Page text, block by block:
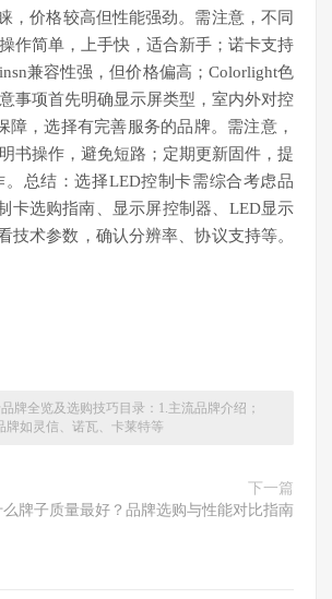
，价格较高但性能强劲。需注意，不同
作简单，上手快，适合新手；诺卡支持
兼容性强，但价格偏高；Colorlight色
事项首先明确显示屏类型，室内外对控
，选择有完善服务的品牌。需注意，
书操作，避免短路；定期更新固件，提
总结：选择LED控制卡需综合考虑品
卡选购指南、显示屏控制器、LED显示
术参数，确认分辨率、协议支持等。
牌全览及选购技巧目录：1.主流品牌介绍；
牌如灵信、诺瓦、卡莱特等
下一篇
牌子质量最好？品牌选购与性能对比指南